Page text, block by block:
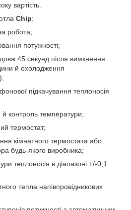
вартість.
Chip:
робота;
потужності;
45 секунд після вимкнення
й охолодження
підкачування теплоносія
контроль температури;
термостат;
кімнатного термостата або
будь-якого виробника;
теплоносія в діапазоні +/-0,1
тепла напівпровідникових